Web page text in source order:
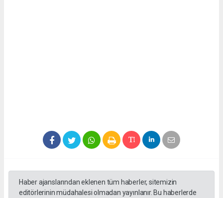
Haber ajanslarından eklenen tüm haberler, sitemizin
editörlerinin müdahalesi olmadan yayınlanır. Bu haberlerde